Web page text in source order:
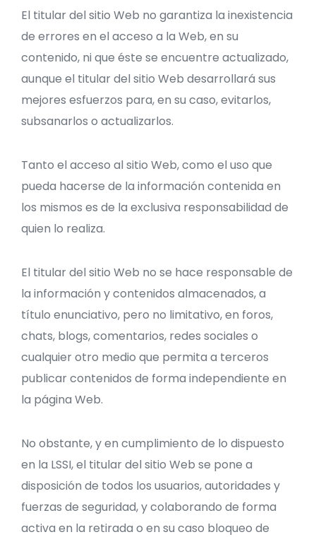
El titular del sitio Web no garantiza la inexistencia
de errores en el acceso a la Web, en su
contenido, ni que éste se encuentre actualizado,
aunque el titular del sitio Web desarrollará sus
mejores esfuerzos para, en su caso, evitarlos,
subsanarlos o actualizarlos.
Tanto el acceso al sitio Web, como el uso que
pueda hacerse de la información contenida en
los mismos es de la exclusiva responsabilidad de
quien lo realiza.
El titular del sitio Web no se hace responsable de
la información y contenidos almacenados, a
título enunciativo, pero no limitativo, en foros,
chats, blogs, comentarios, redes sociales o
cualquier otro medio que permita a terceros
publicar contenidos de forma independiente en
la página Web.
No obstante, y en cumplimiento de lo dispuesto
en la LSSI, el titular del sitio Web se pone a
disposición de todos los usuarios, autoridades y
fuerzas de seguridad, y colaborando de forma
activa en la retirada o en su caso bloqueo de